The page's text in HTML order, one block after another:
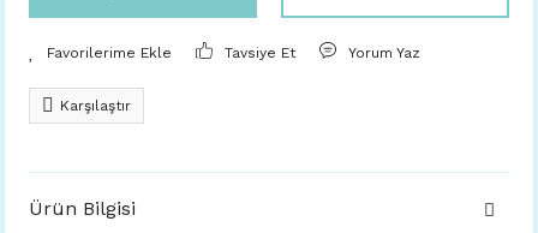
Tavsiye Et Yorum Yaz
Karşılaştır
Ürün Bilgisi